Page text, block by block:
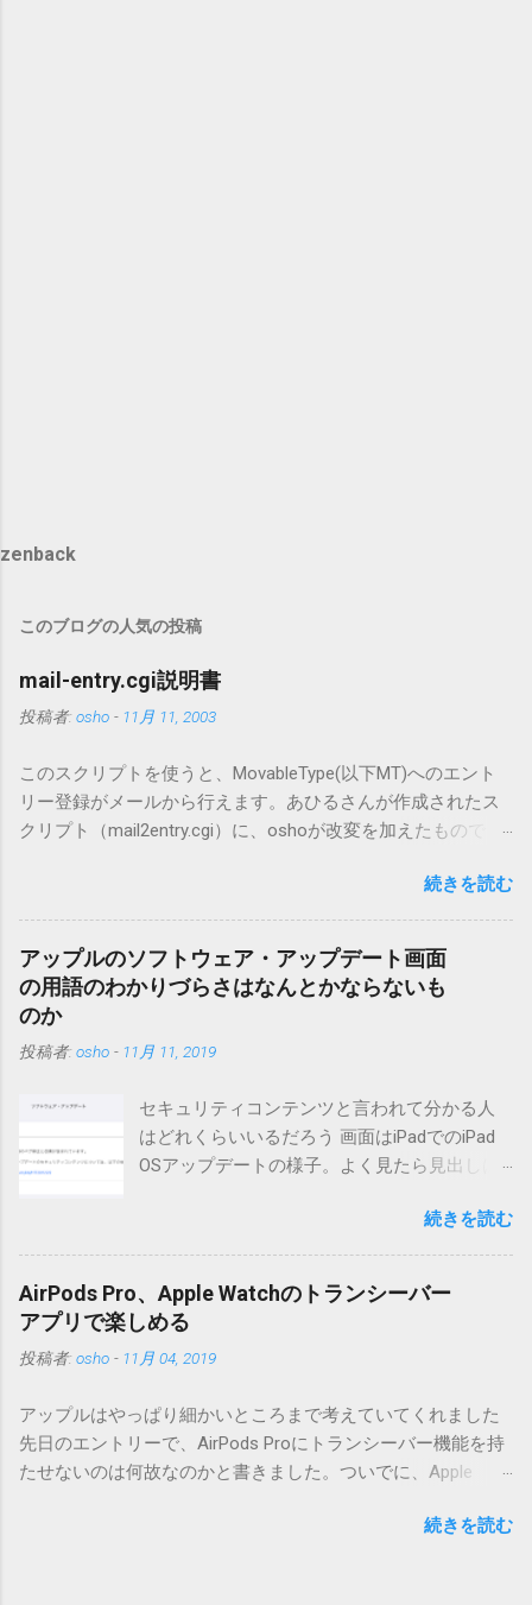
zenback
このブログの人気の投稿
mail-entry.cgi説明書
投稿者: osho - 11月 11, 2003
このスクリプトを使うと、MovableType(以下MT)へのエント
リー登録がメールから行えます。あひるさんが作成されたス
クリプト（mail2entry.cgi）に、oshoが改変を加えたもので
ーも出来ます。 バージョン0.5.3以降の動作確認はMT3.11で行
っています。0.5.2まではMT2.661で確認していました。0.5.3以
降もたぶん動くと思います。 現在のバージョンは0.5.3です。
（2004/12/4リリース）※0.6.3を公開しています。まだ心配な
点が多いため、こちらにはリンクしていません。安定を求め
る方は0.5.3を、新版の機能が必要な方は0.6.3をご利用くださ
い。 こちら からどうぞ。 0.3.6までのバージョンに、エント
版へのアップデートを強くお勧めしてます。 mail-entry.zipを
ダウンロードするにはここをクリックしてください。
（Windowsから解凍したフォルダを見ると「_MACOSX」とい
りませんので無視してください。MacOS XでZIP圧縮している
ため、Mac独自のファイル情報が含まれてしまうようで
す。） Ver.0.3.0以降用の差分ファイルはこちら 。ZIP圧縮して
まとめてあります。いまのバージョン番号と同じバージョン
合は一つずつ順に適用していく必要があります。0.5.0以降
ません。改造してる方向けに、バージョンアップポイントを
お知らせするのが主な目的となっています。 まずはどんなふ
うに使うものか説明し、設置方法は後述します。 使い方 メー
ル本文の1行目にauthor（投稿者）を、2行目にカテゴリを、
続きを読む
アップルのソフトウェア・アップデート画面
の用語のわかりづらさはなんとかならないも
のか
投稿者: osho - 11月 11, 2019
セキュリティコンテンツと言われて分かる人
はどれくらいいるだろう 画面はiPadでのiPad
OSアップデートの様子。よく見たら見出しは
の名前としてはいまだにiOSのままとか、そん
な理由じゃないでしょうね。 それは混乱のも
ア・アップデートのセキュリティコンテンツ
については、以下のWebサイトをご覧くださ
い」の部分。 セキュリティコンテンツ…？ こ
す。人によってはここで悩んだ結果、アップ
デートをしない人も出てきそうですよ。アッ
プデートに限らず、分からないけどやってみ
が多いと思います。経験上の感覚ですけれ
続きを読む
AirPods Pro、Apple Watchのトランシーバー
アプリで楽しめる
投稿者: osho - 11月 04, 2019
アップルはやっぱり細かいところまで考えていてくれました
先日のエントリーで、AirPods Proにトランシーバー機能を持
たせないのは何故なのかと書きました。ついでに、Apple
はiPhoneに接続してるから使えないじゃん云々を書いたので
続きを読む